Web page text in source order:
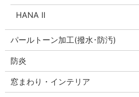
HANA Ⅱ
パールトーン加工(撥水･防汚)
防炎
窓まわり・インテリア